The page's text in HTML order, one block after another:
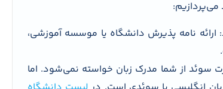
می‌پردازیم:
نامه پذیرش دانشگاه یا موسسه آموزشی،
سوئد از شما مدرک زبان خواسته نمی‌شود. اما